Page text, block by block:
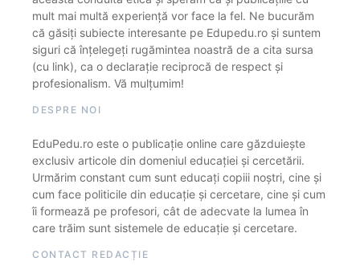
mult mai multă experiență vor face la fel. Ne bucurăm
că găsiți subiecte interesante pe Edupedu.ro și suntem
siguri că înțelegeți rugămintea noastră de a cita sursa
(cu link), ca o declarație reciprocă de respect și
profesionalism. Vă mulțumim!
DESPRE NOI
EduPedu.ro este o publicație online care găzduiește
exclusiv articole din domeniul educației și cercetării.
Urmărim constant cum sunt educați copiii noștri, cine și
cum face politicile din educație și cercetare, cine și cum
îi formează pe profesori, cât de adecvate la lumea în
care trăim sunt sistemele de educație și cercetare.
CONTACT REDACȚIE